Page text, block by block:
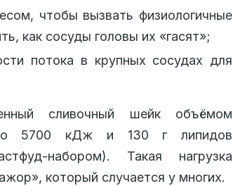
чтобы вызвать физиологичные
как сосуды головы их «гасят»;
потока в крупных сосудах для
сливочный шейк объёмом
5700 кДж и 130 г липидов
Такая нагрузка
который случается у многих.